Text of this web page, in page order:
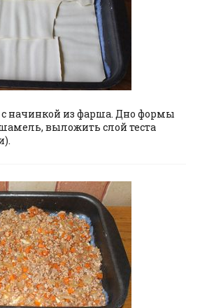
начинкой из фарша. Дно формы
выложить слой теста